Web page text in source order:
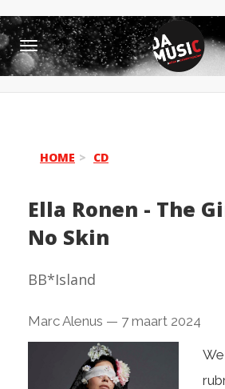
Toggle
navigation
HOME CD
Ella Ronen - The
No Skin
BB*Island
Marc Alenus — 7 maart 2024